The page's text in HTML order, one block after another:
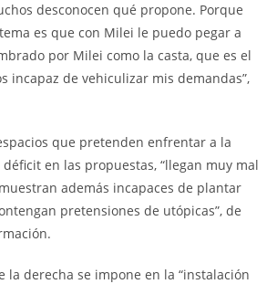
desconocen qué propone. Porque
es que con Milei le puedo pegar a
por Milei como la casta, que es el
incapaz de vehiculizar mis demandas”,
que pretenden enfrentar a la
en las propuestas, “llegan muy mal
además incapaces de plantar
pretensiones de utópicas”, de
la derecha se impone en la “instalación